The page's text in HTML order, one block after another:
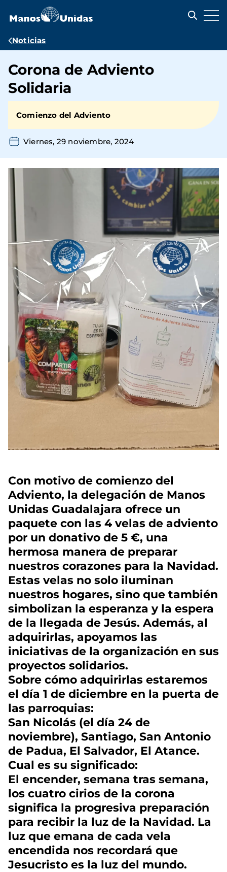
contenido
Ruta
navegación
Noticias
Corona de Adviento
Solidaria
Comienzo del Adviento
Viernes, 29 noviembre, 2024
Con motivo de comienzo del
Adviento, la delegación de Manos
Unidas Guadalajara ofrece un
paquete con las 4 velas de adviento
por un donativo de 5 €, una
hermosa manera de preparar
nuestros corazones para la Navidad.
Estas velas no solo iluminan
nuestros hogares, sino que también
simbolizan la esperanza y la espera
de la llegada de Jesús. Además, al
adquirirlas, apoyamos las
iniciativas de la organización en sus
proyectos solidarios.
Sobre cómo adquirirlas estaremos
el día 1 de diciembre en la puerta de
las parroquias:
San Nicolás (el día 24 de
noviembre), Santiago, San Antonio
de Padua, El Salvador, El Atance.
Cual es su significado:
El encender, semana tras semana,
los cuatro cirios de la corona
significa la progresiva preparación
para recibir la luz de la Navidad. La
luz que emana de cada vela
encendida nos recordará que
Jesucristo es la luz del mundo.